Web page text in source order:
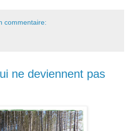
commentaire:
ne deviennent pas